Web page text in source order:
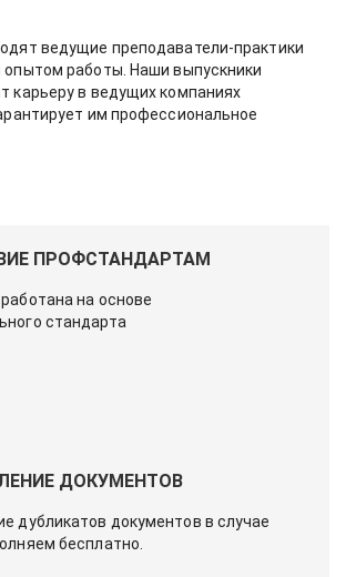
ведущие преподаватели-практики
опытом работы. Наши выпускники
карьеру в ведущих компаниях
им профессиональное
ПРОФСТАНДАРТАМ
на основе
стандарта
ДОКУМЕНТОВ
дубликатов документов в случае
бесплатно.